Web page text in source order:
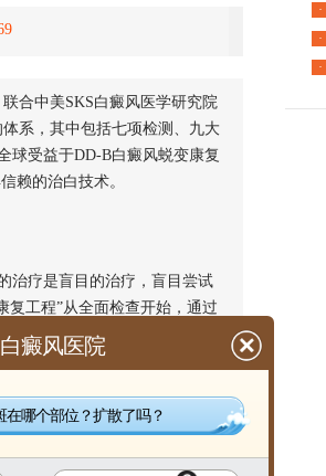
合中美SKS白癜风医学研究院
系，其中包括七项检测、九大
球受益于DD-B白癜风蜕变康复
赖的治白技术。
疗是盲目的治疗，盲目尝试
复工程”从全面检查开始，通过
黑素细胞抗体检测、微循环障
决了以往白癜风重治不重诊
·
·
·
癜风医院
在哪个部位？扩散了吗？